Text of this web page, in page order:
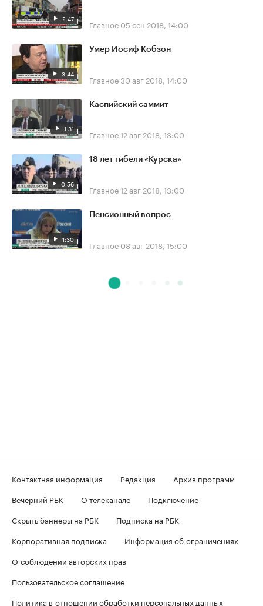
2:47 Главное 05 сен 2018, 14:00
3:44
Умер Иосиф Кобзон
Главное30 авг 2018, 14:00
1:31
Каспийский саммит
Главное12 авг 2018, 13:00
0:56
18 лет гибели «Курска»
Главное12 авг 2018, 13:00
1:30
Пенсионный вопрос
Главное 08 авг 2018, 15:00
Контактная информация Редакция
Архив программ
Вечерний РБК
О телеканале
Подключение
Скрыть баннеры на РБК
Подписка на РБК
Корпоративная подписка
Информация об ограничениях
О соблюдении авторских прав
Пользовательское соглашение
Политика в отношении обработки персональных данных